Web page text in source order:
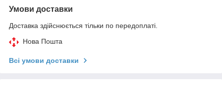
Умови доставки
Доставка здійснюється тільки по передоплаті.
Нова Пошта
Всі умови доставки